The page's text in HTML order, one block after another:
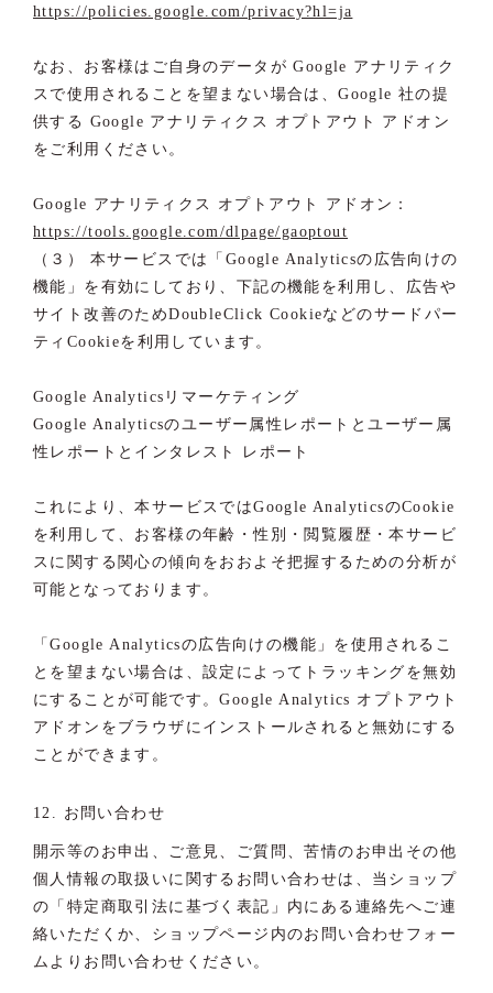
https://policies.google.com/privacy?hl=ja
なお、お客様はご自身のデータが Google アナリティク
スで使用されることを望まない場合は、Google 社の提
供する Google アナリティクス オプトアウト アドオン
をご利用ください。
Google アナリティクス オプトアウト アドオン：
https://tools.google.com/dlpage/gaoptout
（３） 本サービスでは「Google Analyticsの広告向けの
機能」を有効にしており、下記の機能を利用し、広告や
サイト改善のためDoubleClick Cookieなどのサードパー
ティCookieを利用しています。
Google Analyticsリマーケティング
Google Analyticsのユーザー属性レポートとユーザー属
性レポートとインタレスト レポート
これにより、本サービスではGoogle AnalyticsのCookie
を利用して、お客様の年齢・性別・閲覧履歴・本サービ
スに関する関心の傾向をおおよそ把握するための分析が
可能となっております。
「Google Analyticsの広告向けの機能」を使用されるこ
とを望まない場合は、設定によってトラッキングを無効
にすることが可能です。Google Analytics オプトアウト
アドオンをブラウザにインストールされると無効にする
ことができます。
12. お問い合わせ
開示等のお申出、ご意見、ご質問、苦情のお申出その他
個人情報の取扱いに関するお問い合わせは、当ショップ
の「特定商取引法に基づく表記」内にある連絡先へご連
絡いただくか、ショップページ内のお問い合わせフォー
ムよりお問い合わせください。